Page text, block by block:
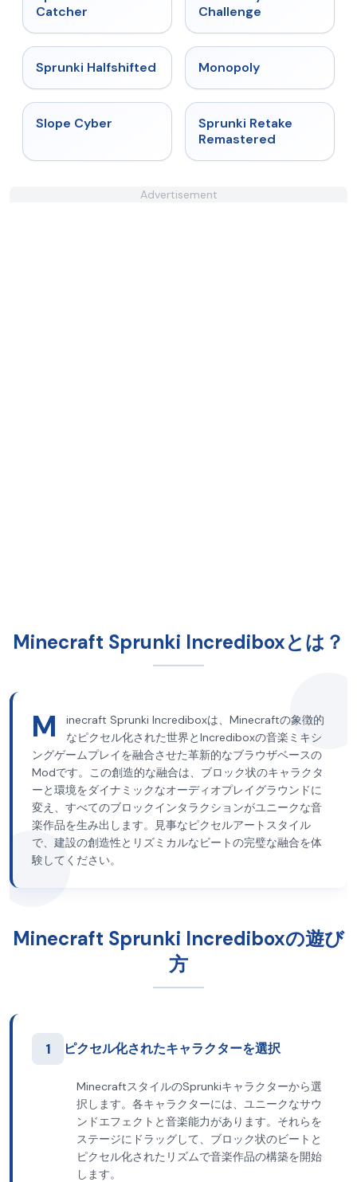
Catcher
Challenge
★ 4.9
Sprunki Halfshifted Monopoly
Slope Cyber
Sprunki Retake
Remastered
Advertisement
Minecraft Sprunki Incrediboxとは？
M
inecraft Sprunki Incrediboxは、Minecraftの象徴的
なピクセル化された世界とIncrediboxの音楽ミキシ
ングゲームプレイを融合させた革新的なブラウザベースの
Modです。この創造的な融合は、ブロック状のキャラクタ
ーと環境をダイナミックなオーディオプレイグラウンドに
変え、すべてのブロックインタラクションがユニークな音
楽作品を生み出します。見事なピクセルアートスタイル
で、建設の創造性とリズミカルなビートの完璧な融合を体
験してください。
Minecraft Sprunki Incrediboxの遊び
方
1 ピクセル化されたキャラクターを選択
MinecraftスタイルのSprunkiキャラクターから選
択します。各キャラクターには、ユニークなサウ
ンドエフェクトと音楽能力があります。それらを
ステージにドラッグして、ブロック状のビートと
ピクセル化されたリズムで音楽作品の構築を開始
します。